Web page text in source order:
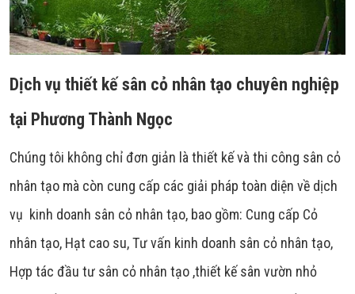
Dịch vụ thiết kế sân cỏ nhân tạo chuyên nghiệp
tại Phương Thành Ngọc
Chúng tôi không chỉ đơn giản là thiết kế và thi công sân cỏ
nhân tạo mà còn cung cấp các giải pháp toàn diện về dịch
vụ kinh doanh sân cỏ nhân tạo, bao gồm: Cung cấp Cỏ
nhân tạo, Hạt cao su, Tư vấn kinh doanh sân cỏ nhân tạo,
Hợp tác đầu tư sân cỏ nhân tạo ,thiết kế sân vườn nhỏ